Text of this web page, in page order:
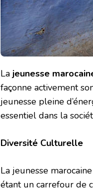
La jeunesse
façonne activement
jeunesse pleine
essentiel dans la
Diversité Culturelle
La jeunesse
étant un carrefour de